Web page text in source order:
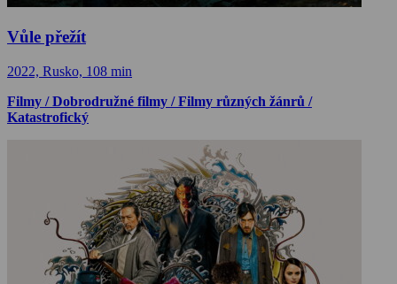
Vůle přežít
2022, Rusko, 108 min
Filmy / Dobrodružné filmy / Filmy různých žánrů /
Katastrofický